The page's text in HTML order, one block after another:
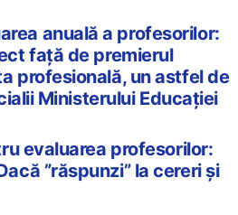
anuală a profesorilor:
față de premierul
profesională, un astfel de
Ministerului Educației
evaluarea profesorilor:
”răspunzi” la cereri și